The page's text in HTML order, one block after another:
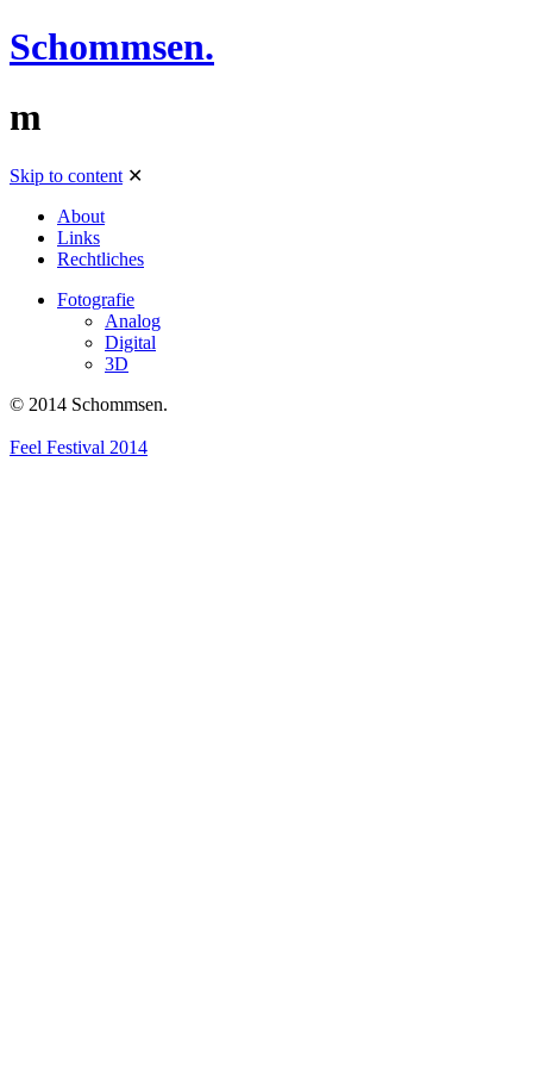
Schommsen.
m
Skip to content ✕
About
Links
Rechtliches
Fotografie
Analog
Digital
3D
© 2014 Schommsen.
Feel Festival 2014